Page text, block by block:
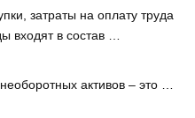
затраты на оплату труда
входят в состав …
активов – это …